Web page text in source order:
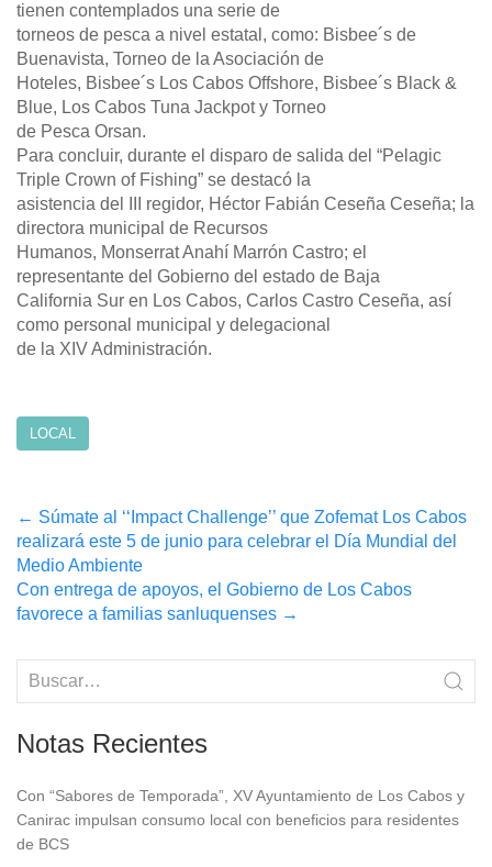
tienen contemplados una serie de
torneos de pesca a nivel estatal, como: Bisbee´s de
Buenavista, Torneo de la Asociación de
Hoteles, Bisbee´s Los Cabos Offshore, Bisbee´s Black &
Blue, Los Cabos Tuna Jackpot y Torneo
de Pesca Orsan.
Para concluir, durante el disparo de salida del “Pelagic
Triple Crown of Fishing” se destacó la
asistencia del III regidor, Héctor Fabián Ceseña Ceseña; la
directora municipal de Recursos
Humanos, Monserrat Anahí Marrón Castro; el
representante del Gobierno del estado de Baja
California Sur en Los Cabos, Carlos Castro Ceseña, así
como personal municipal y delegacional
de la XIV Administración.
LOCAL
Post
navigation
← Súmate al ‘‘Impact Challenge’’ que Zofemat Los Cabos
realizará este 5 de junio para celebrar el Día Mundial del
Medio Ambiente
Con entrega de apoyos, el Gobierno de Los Cabos
favorece a familias sanluquenses →
Notas Recientes
Con “Sabores de Temporada”, XV Ayuntamiento de Los Cabos y
Canirac impulsan consumo local con beneficios para residentes
de BCS